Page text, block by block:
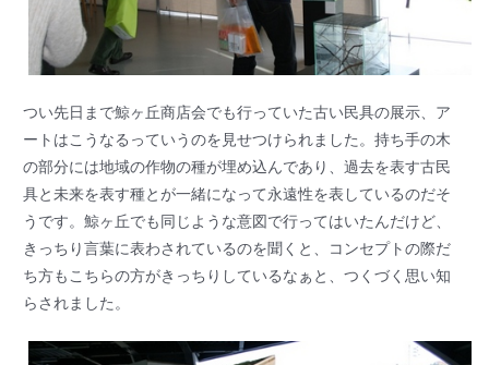
つい先日まで鯨ヶ丘商店会でも行っていた古い民具の展示、ア
ートはこうなるっていうのを見せつけられました。持ち手の木
の部分には地域の作物の種が埋め込んであり、過去を表す古民
具と未来を表す種とが一緒になって永遠性を表しているのだそ
うです。鯨ヶ丘でも同じような意図で行ってはいたんだけど、
きっちり言葉に表わされているのを聞くと、コンセプトの際だ
ち方もこちらの方がきっちりしているなぁと、つくづく思い知
らされました。